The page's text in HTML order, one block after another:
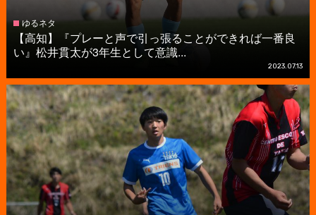
ゆるネタ
【高知】『プレーと声で引っ張ることができれば一番良
い』松井貫太が3年生として意識...
2023.07.13